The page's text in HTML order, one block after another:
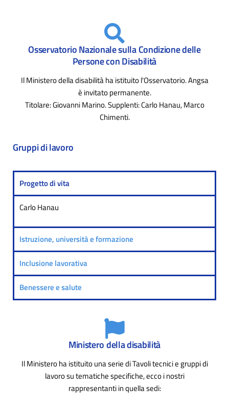
Osservatorio Nazionale sulla Condizione delle
Persone con Disabilità
Il Ministero della disabilità ha istituito l'Osservatorio. Angsa
è invitato permanente.
Titolare: Giovanni Marino. Supplenti: Carlo Hanau, Marco
Chimenti.
Gruppi di lavoro
Progetto di vita
Carlo Hanau
Istruzione, università e formazione
Inclusione lavorativa
Benessere e salute
Ministero della disabilità
Il Ministero ha istituito una serie di Tavoli tecnici e gruppi di
lavoro su tematiche specifiche, ecco i nostri
rappresentanti in quella sedi: